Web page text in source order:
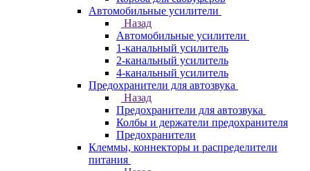
Автомобильные усилители
Назад
Автомобильные усилители
1-канальный усилитель
2-канальный усилитель
4-канальный усилитель
Предохранители для автозвука
Назад
Предохранители для автозвука
Колбы и держатели предохранителя
Предохранители
Клеммы, коннекторы и распределители
питания